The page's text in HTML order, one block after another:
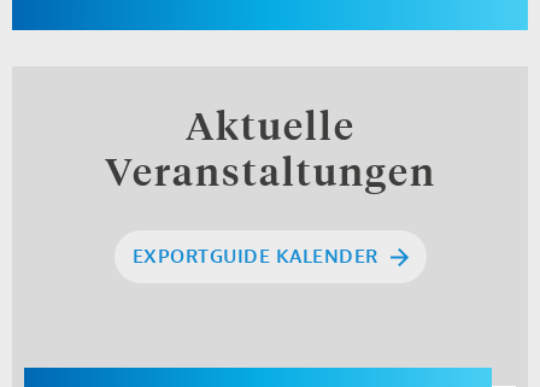
Aktuelle
Veranstaltungen
EXPORTGUIDE KALENDER